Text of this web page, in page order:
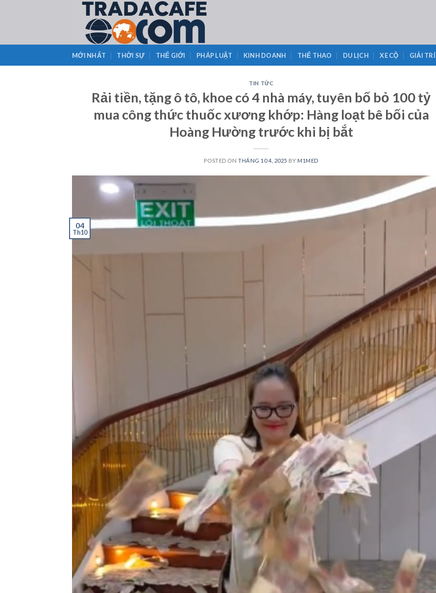
MỚI NHẤT THỜI SỰ THẾ GIỚI PHÁP LUẬT KINH DOANH THỂ THAO DU LỊCH XE CỘ GIẢI TRÍ
TIN TỨC
Rải tiền, tặng ô tô, khoe có 4 nhà máy, tuyên bố bỏ 100 tỷ
mua công thức thuốc xương khớp: Hàng loạt bê bối của
Hoàng Hường trước khi bị bắt
POSTED ONTHÁNG 10 4, 2025 BY M1MED
04
Th10